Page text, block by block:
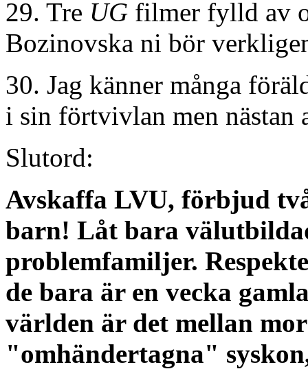
29. Tre UG filmer fylld av
Bozinovska ni bör
30. Jag känner många
i sin förtvivlan men nästan
Slutord:
Avskaffa LVU, förbjud
barn! Låt bara
problemfamiljer.
de bara är en vecka
världen är det mellan
"omhändertagna"